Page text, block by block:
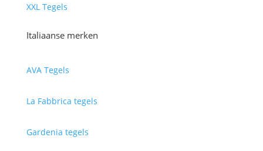
XXL Tegels
Italiaanse merken
AVA Tegels
La Fabbrica tegels
Gardenia tegels